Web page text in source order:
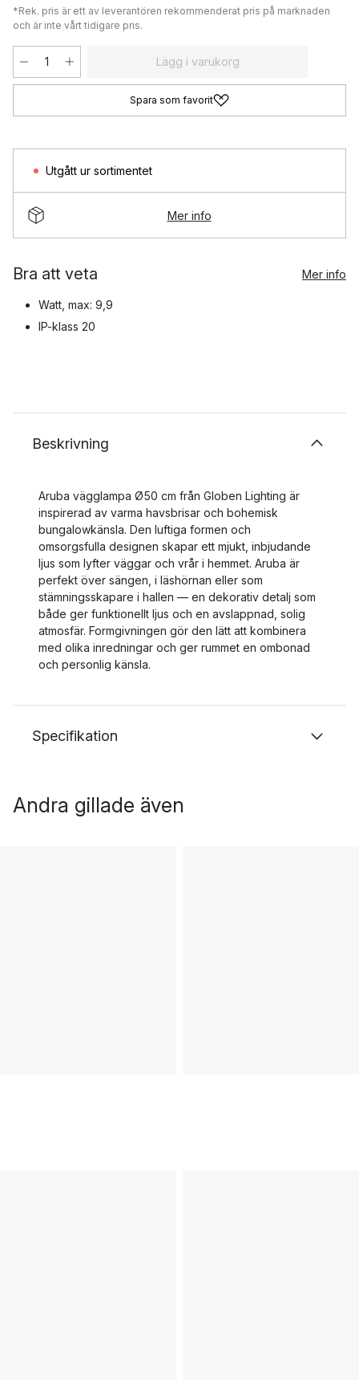
*Rek. pris är ett av leverantören rekommenderat pris på marknaden
och är inte vårt tidigare pris.
Lägg i varukorg
Spara som favorit
Utgått ur sortimentet
Mer info
Bra att veta Mer info
Watt, max: 9,9
IP-klass 20
Beskrivning
Aruba vägglampa Ø50 cm från Globen Lighting är
inspirerad av varma havsbrisar och bohemisk
bungalowkänsla. Den luftiga formen och
omsorgsfulla designen skapar ett mjukt, inbjudande
ljus som lyfter väggar och vrår i hemmet. Aruba är
perfekt över sängen, i läshörnan eller som
stämningsskapare i hallen — en dekorativ detalj som
både ger funktionellt ljus och en avslappnad, solig
atmosfär. Formgivningen gör den lätt att kombinera
med olika inredningar och ger rummet en ombonad
och personlig känsla.
Specifikation
Andra gillade även